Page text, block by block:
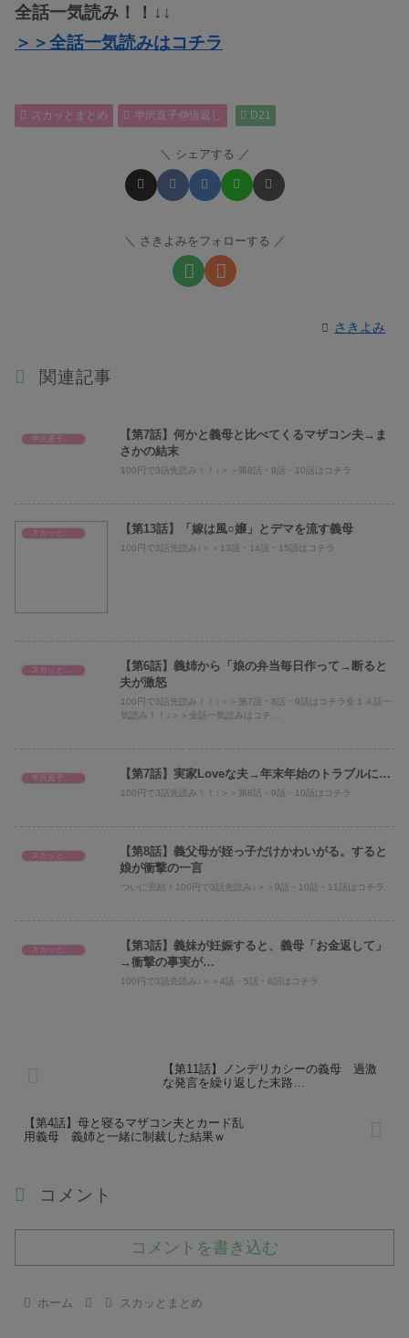
全話一気読み！！↓↓
＞＞全話一気読みはコチラ
スカッとまとめ 半沢直子@倍返し D21
シェアする
さきよみをフォローする
さきよみ
関連記事
【第7話】何かと義母と比べてくるマザコン夫→ま
さかの結末
100円で3話先読み！！↓＞＞第8話・9話・10話はコチラ
【第13話】「嫁は風○嬢」とデマを流す義母
100円で3話先読み↓＞＞13話・14話・15話はコチラ
【第6話】義姉から「娘の弁当毎日作って→断ると
夫が激怒
100円で3話先読み！！↓＞＞第7話・8話・9話はコチラ全１４話一
気読み！！↓＞＞全話一気読みはコチ...
【第7話】実家Loveな夫→年末年始のトラブルに…
100円で3話先読み！！↓＞＞第8話・9話・10話はコチラ
【第8話】義父母が姪っ子だけかわいがる。すると
娘が衝撃の一言
ついに完結！100円で3話先読み↓＞＞9話・10話・11話はコチラ
【第3話】義妹が妊娠すると、義母「お金返して」
→衝撃の事実が…
100円で3話先読み↓＞＞4話・5話・6話はコチラ
【第11話】ノンデリカシーの義母 過激
な発言を繰り返した末路…
【第4話】母と寝るマザコン夫とカード乱
用義母 義姉と一緒に制裁した結果ｗ
コメント
コメントを書き込む
ホーム スカッとまとめ